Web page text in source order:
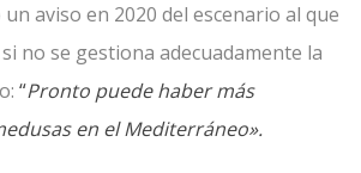
aviso en 2020 del escenario al que
no se gestiona adecuadamente la
“Pronto puede haber más
en el Mediterráneo».